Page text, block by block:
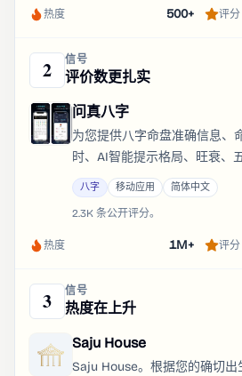
热度 500+ 评分
2 信号
评价数更扎实
问真八字
为您提供八字命盘准确信息、
时、AI智能提示格局、旺衰、
玄学学堂、名人八字库、断事
八字 移动应用 简体中文
2.3K 条公开评分。
热度 1M+ 评分
3 信号
热度在上升
Saju House
Saju House。根据您的确切